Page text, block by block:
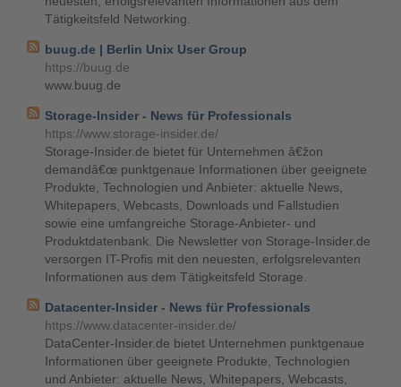
Tätigkeitsfeld Networking.
buug.de | Berlin Unix User Group
https://buug.de
www.buug.de
Storage-Insider - News für Professionals
https://www.storage-insider.de/
Storage-Insider.de bietet für Unternehmen â€žon
demandâ€œ punktgenaue Informationen über geeignete
Produkte, Technologien und Anbieter: aktuelle News,
Whitepapers, Webcasts, Downloads und Fallstudien
sowie eine umfangreiche Storage-Anbieter- und
Produktdatenbank. Die Newsletter von Storage-Insider.de
versorgen IT-Profis mit den neuesten, erfolgsrelevanten
Informationen aus dem Tätigkeitsfeld Storage.
Datacenter-Insider - News für Professionals
https://www.datacenter-insider.de/
DataCenter-Insider.de bietet Unternehmen punktgenaue
Informationen über geeignete Produkte, Technologien
und Anbieter: aktuelle News, Whitepapers, Webcasts,